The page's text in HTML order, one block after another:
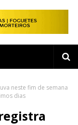
neste fim de semana
dias